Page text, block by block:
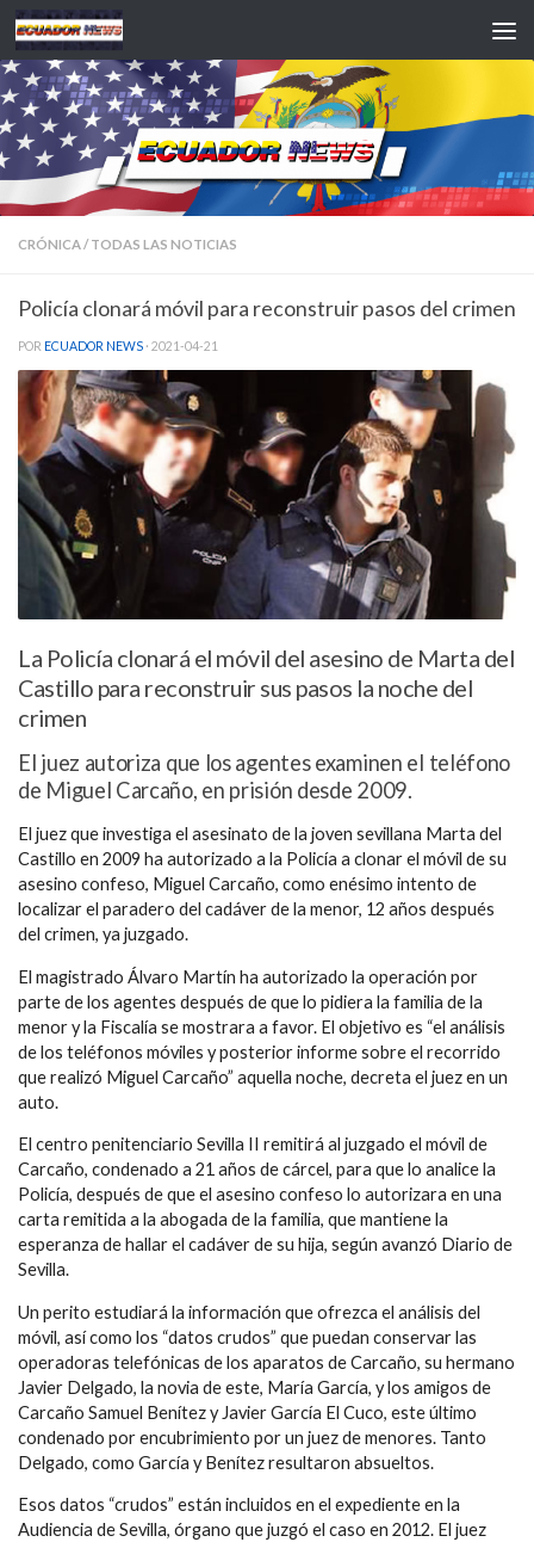
Saltar al contenido
CRÓNICA/ TODAS LAS NOTICIAS
Policía clonará móvil para reconstruir pasos del crimen
POR ECUADOR NEWS · 2021-04-21
La Policía clonará el móvil del asesino de Marta del
Castillo para reconstruir sus pasos la noche del
crimen
El juez autoriza que los agentes examinen el teléfono
de Miguel Carcaño, en prisión desde 2009.
El juez que investiga el asesinato de la joven sevillana Marta del
Castillo en 2009 ha autorizado a la Policía a clonar el móvil de su
asesino confeso, Miguel Carcaño, como enésimo intento de
localizar el paradero del cadáver de la menor, 12 años después
del crimen, ya juzgado.
El magistrado Álvaro Martín ha autorizado la operación por
parte de los agentes después de que lo pidiera la familia de la
menor y la Fiscalía se mostrara a favor. El objetivo es “el análisis
de los teléfonos móviles y posterior informe sobre el recorrido
que realizó Miguel Carcaño” aquella noche, decreta el juez en un
auto.
El centro penitenciario Sevilla II remitirá al juzgado el móvil de
Carcaño, condenado a 21 años de cárcel, para que lo analice la
Policía, después de que el asesino confeso lo autorizara en una
carta remitida a la abogada de la familia, que mantiene la
esperanza de hallar el cadáver de su hija, según avanzó Diario de
Sevilla.
Un perito estudiará la información que ofrezca el análisis del
móvil, así como los “datos crudos” que puedan conservar las
operadoras telefónicas de los aparatos de Carcaño, su hermano
Javier Delgado, la novia de este, María García, y los amigos de
Carcaño Samuel Benítez y Javier García El Cuco, este último
condenado por encubrimiento por un juez de menores. Tanto
Delgado, como García y Benítez resultaron absueltos.
Esos datos “crudos” están incluidos en el expediente en la
Audiencia de Sevilla, órgano que juzgó el caso en 2012. El juez